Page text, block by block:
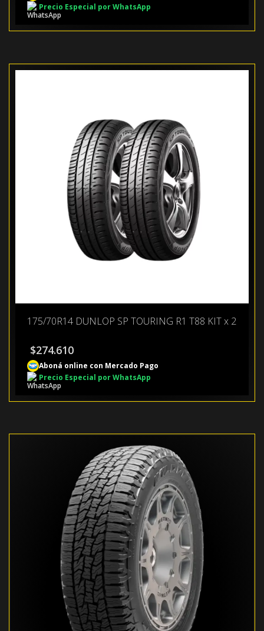
Precio Especial por WhatsApp
175/70R14 DUNLOP SP TOURING R1 T88 KIT x 2
$274.610
Aboná online con Mercado Pago
Precio Especial por WhatsApp